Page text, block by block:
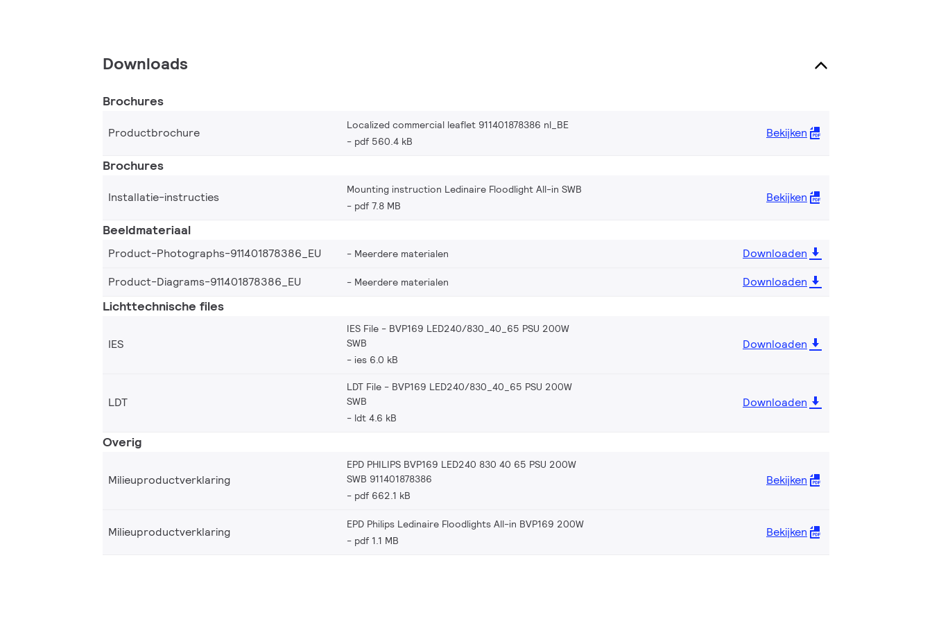
Downloads
Brochures
Productbrochure
Localized commercial leaflet 911401878386 nl_BE
pdf 560.4 kB
Bekijken
Brochures
Installatie-instructies
Mounting instruction Ledinaire Floodlight All-in SWB
pdf 7.8 MB
Bekijken
Beeldmateriaal
Product-Photographs-911401878386_EU Meerdere materialen
Downloaden
Product-Diagrams-911401878386_EU
Meerdere materialen Downloaden
Lichttechnische files
IES
IES File - BVP169 LED240/830_40_65 PSU 200W
SWB
ies 6.0 kB
Downloaden
LDT
LDT File - BVP169 LED240/830_40_65 PSU 200W
SWB
ldt 4.6 kB
Downloaden
Overig
Milieuproductverklaring
EPD PHILIPS BVP169 LED240 830 40 65 PSU 200W
SWB 911401878386
pdf 662.1 kB
Bekijken
Milieuproductverklaring
EPD Philips Ledinaire Floodlights All-in BVP169 200W
pdf 1.1 MB
Bekijken